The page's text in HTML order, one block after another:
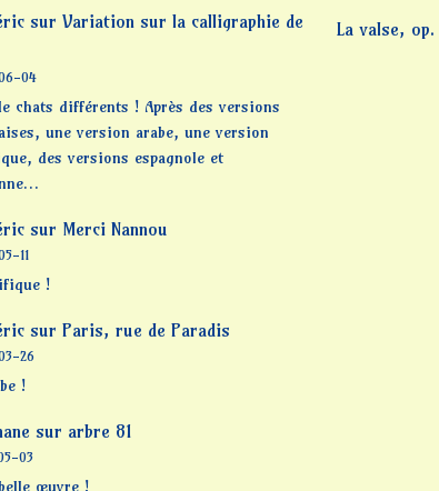
sur Variation sur la calligraphie de
04
chats différents ! Après des versions
une version arabe, une version
des versions espagnole et
sur Merci Nannou
11
!
sur Paris, rue de Paradis
26
!
sur arbre 81
03
œuvre !
La valse, op.